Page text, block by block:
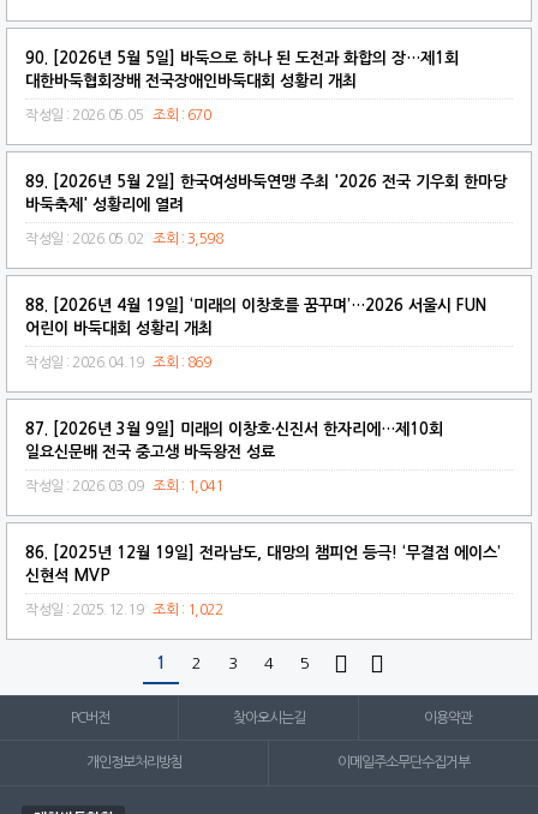
90. [2026년 5월 5일] 바둑으로 하나 된 도전과 화합의 장…제1회
대한바둑협회장배 전국장애인바둑대회 성황리 개최
작성일 : 2026.05.05 조회 : 670
89. [2026년 5월 2일] 한국여성바둑연맹 주최 '2026 전국 기우회 한마당
바둑축제' 성황리에 열려
작성일 : 2026.05.02 조회 : 3,598
88. [2026년 4월 19일] ‘미래의 이창호를 꿈꾸며’…2026 서울시 FUN
어린이 바둑대회 성황리 개최
작성일 : 2026.04.19 조회 : 869
87. [2026년 3월 9일] 미래의 이창호·신진서 한자리에…제10회
일요신문배 전국 중고생 바둑왕전 성료
작성일 : 2026.03.09 조회 : 1,041
86. [2025년 12월 19일] 전라남도, 대망의 챔피언 등극! ‘무결점 에이스’
신현석 MVP
작성일 : 2025.12.19 조회 : 1,022
1 2 3 4 5  
PC버전 찾아오시는길 이용약관
개인정보처리방침 이메일주소무단수집거부